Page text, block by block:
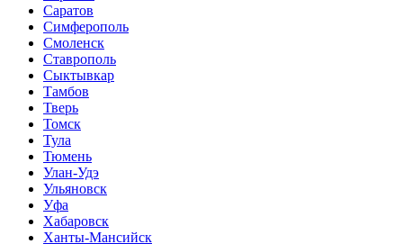
Саратов
Симферополь
Смоленск
Ставрополь
Сыктывкар
Тамбов
Тверь
Томск
Тула
Тюмень
Улан-Удэ
Ульяновск
Уфа
Хабаровск
Ханты-Мансийск